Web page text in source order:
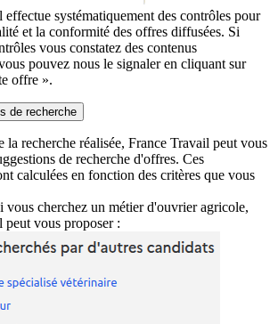
effectue systématiquement des contrôles pour
et la conformité des offres diffusées. Si
vous constatez des contenus
pouvez nous le signaler en cliquant sur
offre ».
de recherche
la recherche réalisée, France Travail peut vous
de recherche d'offres. Ces
calculées en fonction des critères que vous
vous cherchez un métier d'ouvrier agricole,
peut vous proposer :